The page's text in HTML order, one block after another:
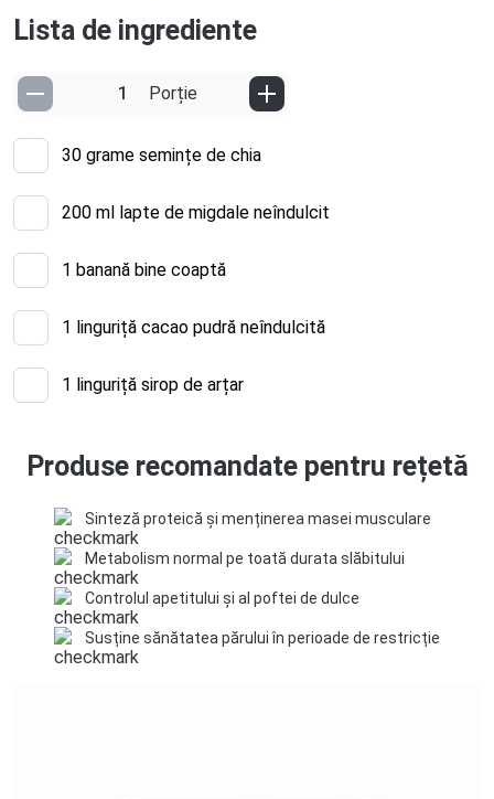
Lista de ingrediente
Porție
30 grame semințe de chia
200 ml lapte de migdale neîndulcit
1 banană bine coaptă
1 linguriță cacao pudră neîndulcită
1 linguriță sirop de arțar
Produse recomandate pentru rețetă
Sinteză proteică și menținerea masei musculare
Metabolism normal pe toată durata slăbitului
Controlul apetitului și al poftei de dulce
Susține sănătatea părului în perioade de restricție